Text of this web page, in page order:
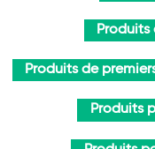
Produits
Produits de
Produits